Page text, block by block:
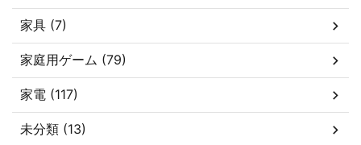
家具 (7)
家庭用ゲーム (79)
家電 (117)
未分類 (13)